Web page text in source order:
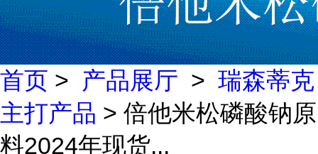
首页 > 产品展厅 > 瑞森蒂克
主打产品 > 倍他米松磷酸钠原
料2024年现货...